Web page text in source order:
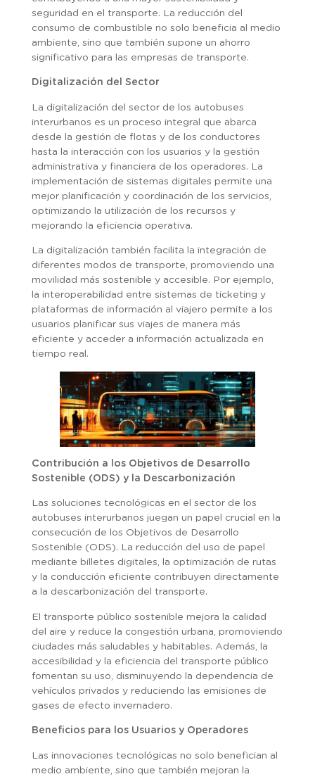
seguridad en el transporte. La reducción del
consumo de combustible no solo beneficia al medio
ambiente, sino que también supone un ahorro
significativo para las empresas de transporte.
Digitalización del Sector
La digitalización del sector de los autobuses
interurbanos es un proceso integral que abarca
desde la gestión de flotas y de los conductores
hasta la interacción con los usuarios y la gestión
administrativa y financiera de los operadores. La
implementación de sistemas digitales permite una
mejor planificación y coordinación de los servicios,
optimizando la utilización de los recursos y
mejorando la eficiencia operativa.
La digitalización también facilita la integración de
diferentes modos de transporte, promoviendo una
movilidad más sostenible y accesible. Por ejemplo,
la interoperabilidad entre sistemas de ticketing y
plataformas de información al viajero permite a los
usuarios planificar sus viajes de manera más
eficiente y acceder a información actualizada en
tiempo real.
Contribución a los Objetivos de Desarrollo
Sostenible (ODS) y la Descarbonización
Las soluciones tecnológicas en el sector de los
autobuses interurbanos juegan un papel crucial en la
consecución de los Objetivos de Desarrollo
Sostenible (ODS). La reducción del uso de papel
mediante billetes digitales, la optimización de rutas
y la conducción eficiente contribuyen directamente
a la descarbonización del transporte.
El transporte público sostenible mejora la calidad
del aire y reduce la congestión urbana, promoviendo
ciudades más saludables y habitables. Además, la
accesibilidad y la eficiencia del transporte público
fomentan su uso, disminuyendo la dependencia de
vehículos privados y reduciendo las emisiones de
gases de efecto invernadero.
Beneficios para los Usuarios y Operadores
Las innovaciones tecnológicas no solo benefician al
medio ambiente, sino que también mejoran la